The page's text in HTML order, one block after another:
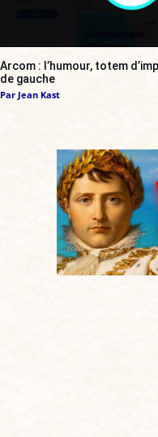
Arcom : l’humour, totem
de gauche
Par Jean Kast